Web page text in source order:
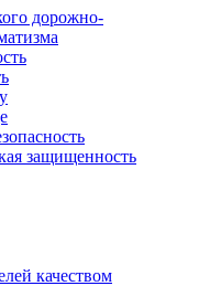
дорожно-
защищенность
качеством